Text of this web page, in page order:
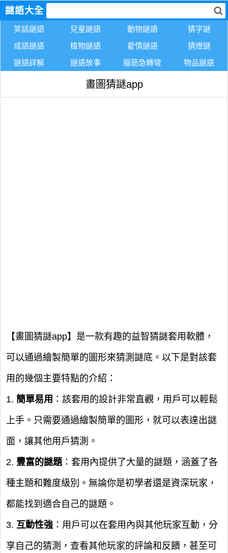
謎語大全
笑話謎語 兒童謎語 動物謎語
猜字謎
成語謎語
植物謎語 愛情謎語
猜燈謎
謎語詳解
謎語故事 腦筋急轉彎 物品謎語
畫圖猜謎app
【畫圖猜謎app】是一款有趣的益智猜謎套用軟體，
可以通過繪製簡單的圖形來猜測謎底。以下是對該套
用的幾個主要特點的介紹：
1. 簡單易用 ：該套用的設計非常直觀，用戶可以輕鬆
上手。只需要通過繪製簡單的圖形，就可以表達出謎
面，讓其他用戶猜測。
2. 豐富的謎題：套用內提供了大量的謎題，涵蓋了各
種主題和難度級別。無論你是初學者還是資深玩家，
都能找到適合自己的謎題。
3. 互動性強 ：用戶可以在套用內與其他玩家互動，分
享自己的猜測，查看其他玩家的評論和反饋，甚至可